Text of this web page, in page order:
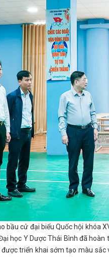
bầu cử đại biểu Quốc hội khóa
học Y Dược Thái Bình đã
triển khai sớm tạo màu